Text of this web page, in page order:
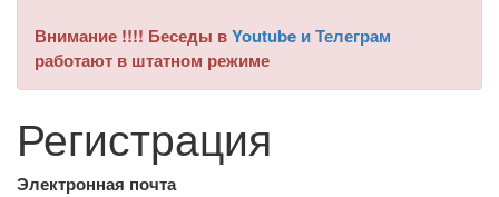
Внимание !!!! Беседы вYoutube и Телеграм
работают в штатном режиме
Регистрация
Электронная почта